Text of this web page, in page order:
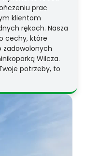
prac
klientom
rękach. Nasza
cechy, które
zadowolonych
Wilcza.
potrzeby, to